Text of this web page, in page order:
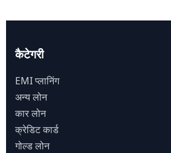
कैटेगरी
EMI प्लानिंग
अन्य लोन
कार लोन
क्रेडिट कार्ड
गोल्ड लोन